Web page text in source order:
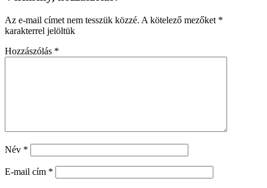
Az e-mail címet nem tesszük közzé. A kötelező mezőket *
karakterrel jelöltük
Hozzászólás *
Név *
E-mail cím *